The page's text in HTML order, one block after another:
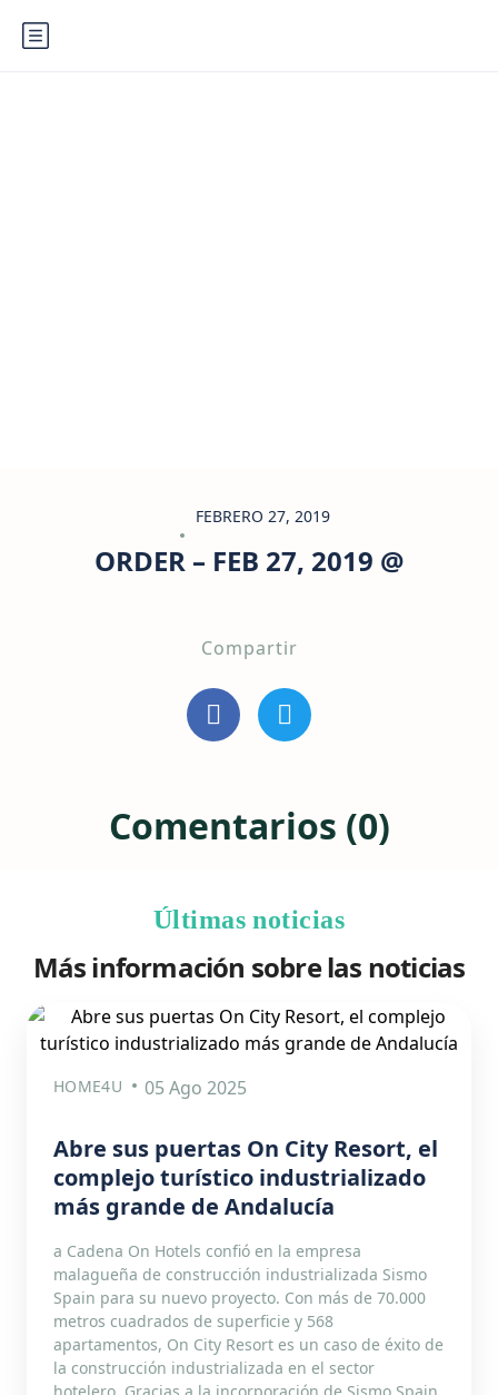
FEBRERO 27, 2019
ORDER – FEB 27, 2019 @
Compartir
Comentarios (0)
Últimas noticias
Más información sobre las noticias
HOME4U 05 Ago 2025
Abre sus puertas On City Resort, el
complejo turístico industrializado
más grande de Andalucía
a Cadena On Hotels confió en la empresa
malagueña de construcción industrializada Sismo
Spain para su nuevo proyecto. Con más de 70.000
metros cuadrados de superficie y 568
apartamentos, On City Resort es un caso de éxito de
la construcción industrializada en el sector